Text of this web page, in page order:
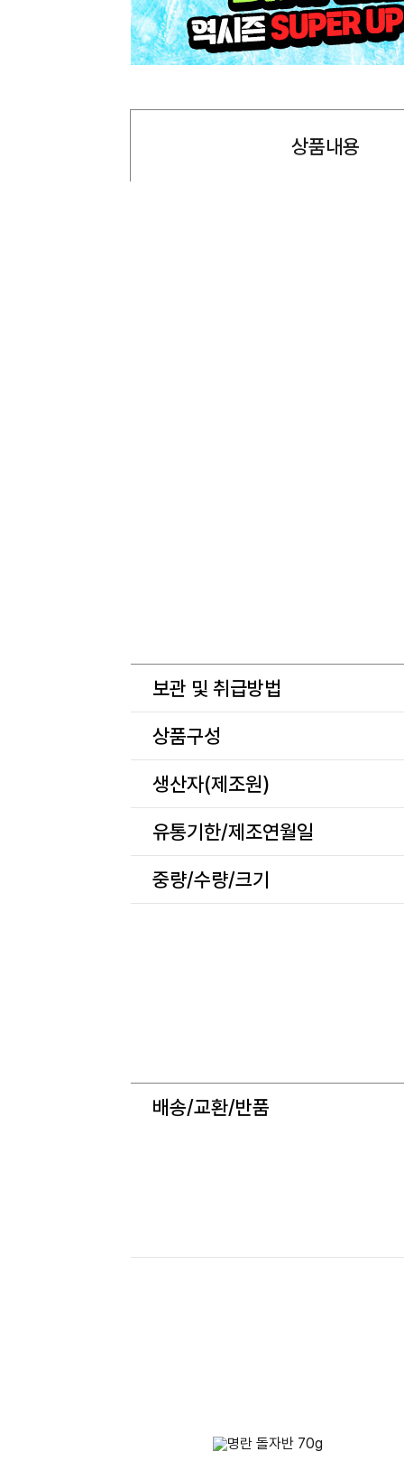
상품내용
보관 및 취급방법
상품구성
생산자(제조원)
유통기한/제조연월일
중량/수량/크기
배송/교환/반품